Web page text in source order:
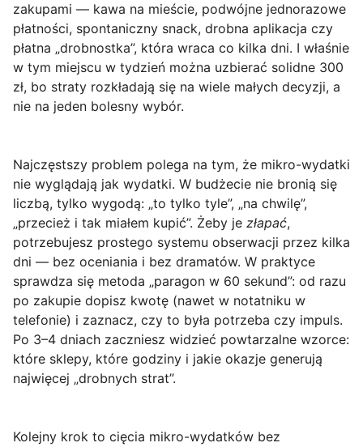
zakupami — kawa na mieście, podwójne jednorazowe
płatności, spontaniczny snack, drobna aplikacja czy
płatna „drobnostka”, która wraca co kilka dni. I właśnie
w tym miejscu w tydzień można uzbierać solidne 300
zł, bo straty rozkładają się na wiele małych decyzji, a
nie na jeden bolesny wybór.
Najczęstszy problem polega na tym, że mikro-wydatki
nie wyglądają jak wydatki. W budżecie nie bronią się
liczbą, tylko wygodą: „to tylko tyle”, „na chwilę”,
„przecież i tak miałem kupić”. Żeby je złapać,
potrzebujesz prostego systemu obserwacji przez kilka
dni — bez oceniania i bez dramatów. W praktyce
sprawdza się metoda „paragon w 60 sekund”: od razu
po zakupie dopisz kwotę (nawet w notatniku w
telefonie) i zaznacz, czy to była potrzeba czy impuls.
Po 3–4 dniach zaczniesz widzieć powtarzalne wzorce:
które sklepy, które godziny i jakie okazje generują
najwięcej „drobnych strat”.
Kolejny krok to cięcia mikro-wydatków bez